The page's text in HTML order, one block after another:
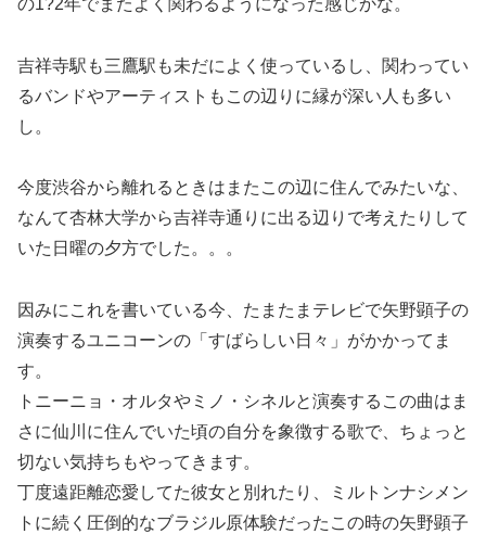
吉祥寺駅も三鷹駅も未だによく使っているし、関わってい
るバンドやアーティストもこの辺りに縁が深い人も多い
し。
今度渋谷から離れるときはまたこの辺に住んでみたいな、
なんて杏林大学から吉祥寺通りに出る辺りで考えたりして
いた日曜の夕方でした。。。
因みにこれを書いている今、たまたまテレビで矢野顕子の
演奏するユニコーンの「すばらしい日々」がかかってま
す。
トニーニョ・オルタやミノ・シネルと演奏するこの曲はま
さに仙川に住んでいた頃の自分を象徴する歌で、ちょっと
切ない気持ちもやってきます。
丁度遠距離恋愛してた彼女と別れたり、ミルトンナシメン
トに続く圧倒的なブラジル原体験だったこの時の矢野顕子